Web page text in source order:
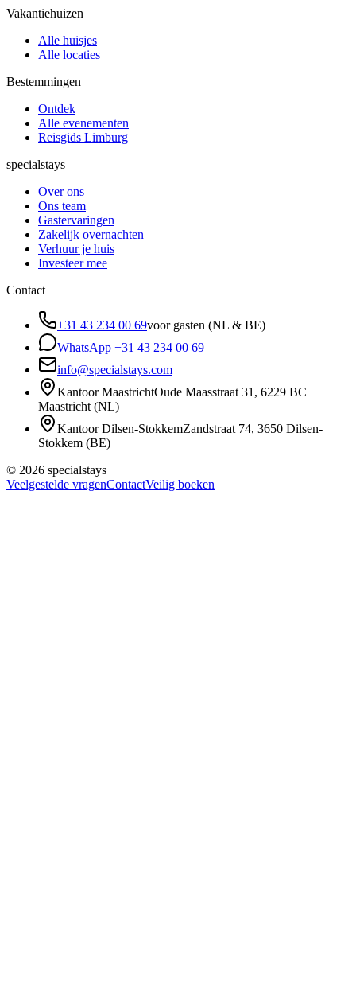
Vakantiehuizen
Alle huisjes
Alle locaties
Bestemmingen
Ontdek
Alle evenementen
Reisgids Limburg
specialstays
Over ons
Ons team
Gastervaringen
Zakelijk overnachten
Verhuur je huis
Investeer mee
Contact
+31 43 234 00 69voor gasten (NL & BE)
WhatsApp +31 43 234 00 69
info@specialstays.com
Kantoor MaastrichtOude Maasstraat 31 , 6229 BC
Maastricht (NL)
Kantoor Dilsen-StokkemZandstraat 74, 3650 Dilsen-
Stokkem (BE)
© 2026 specialstays
Veelgestelde vragenContactVeilig boeken